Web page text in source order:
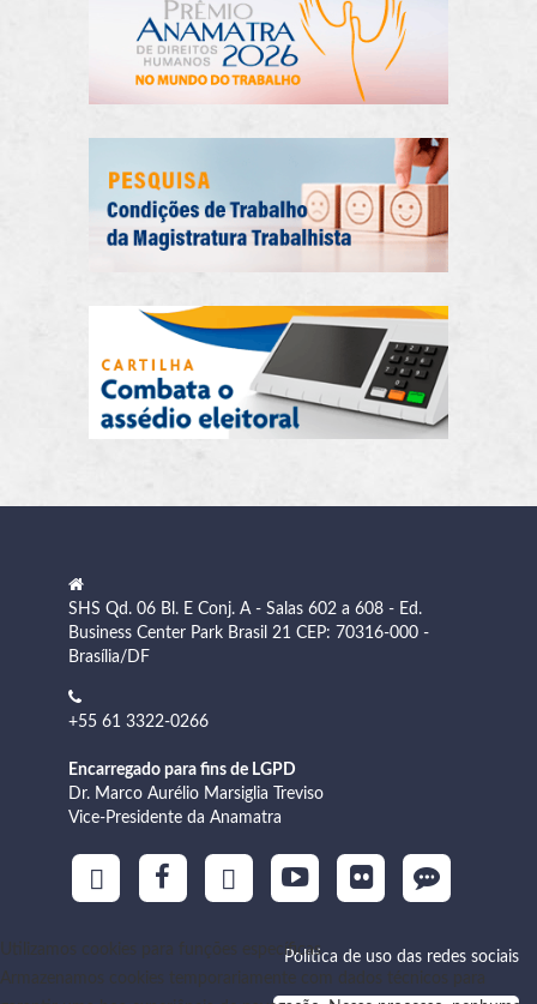
SHS Qd. 06 Bl. E Conj. A - Salas 602 a 608 - Ed.
Business Center Park Brasil 21 CEP: 70316-000 -
Brasília/DF
+55 61 3322-0266
Encarregado para fins de LGPD
Dr. Marco Aurélio Marsiglia Treviso
Vice-Presidente da Anamatra
Política de uso das redes sociais
Utilizamos cookies para funções específicas
Armazenamos cookies temporariamente com dados técnicos para